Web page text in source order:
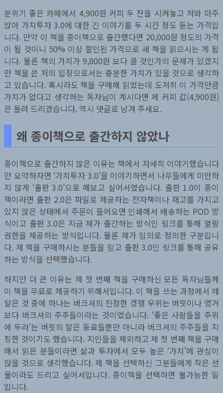
분위기 좋은 카페에서 4,900원 커피 두 잔을 시켜놓고 저와 마주
앉아 가치투자 3.0에 대한 긴 이야기를 두 시간 정도 듣는 가격입
니다. 만약 이 책을 종이책으로 출간했다면 20,000원 정도의 가격
이 될 것이니 50% 이상 할인된 가격으로 새 책을 읽으시는 게 됩
니다. 물론 책의 가치가 9,800원 보다 클 것인가의 문제가 있겠지
만 책을 쓴 저의 입장으로서는 충분한 가치가 있을 것으로 생각하
고 있습니다. 혹시라도 책을 구매해 읽었는데 도저히 이 가격만큼
가치가 없다고 생각하는 독자님이 계시다면 제 커피 값(4,900원)
은 돌려 드리겠습니다. 역시 댓글로 남겨 주세요.
왜 종이책으로 출간하지 않았나
종이책으로 출간하지 않은 이유는 책에서 자세히 이야기했습니다
만 요약하자면 ‘가치투자 3.0’을 이야기하면서 나무들에게 미안하
지 않게 ‘출판 3.0’으로 해보고 싶어서였습니다. 출판 1.0이 종이
책이라면 출판 2.0은 파일로 제공하는 전자책이나 재고를 가지고
있지 않은 상태에서 주문이 들어오면 인쇄해서 배송하는 POD 방
식이고 출판 3.0은 지금 제가 출간하는 방식인 링크를 통해 열람
권한을 제공하는 방식입니다. 물론 제가 임의로 정의한 구분입니
다. 제 책을 구매하시는 분들을 믿고 출판 3.0인 링크를 통해 공유
하는 방식을 선택했습니다.
하지만 더 큰 이유는 제 첫 번째 책을 구매하신 모든 독자님들께
이 책을 무료로 제공하기 위해서입니다. 이 책을 쓰는 과정에서 깨
달은 것 중에 하나는 버크셔의 진정한 경쟁 우위는 버핏이나 멍거
보다 버크셔의 주주들이라는 것이었습니다. ‘좋은 사람들을 주위
에 두라’는 버핏의 말은 동료들뿐만 아니라 버크셔의 주주들을 지
칭한 것이기도 했습니다. 지인들을 제외하고 제 첫 번째 책을 구매
해서 읽은 분들이라면 삶과 투자에서 모두 높은 ‘가치’에 관심이
많을 것으로 생각했습니다. 제 책을 선택하신 그분들에게 작은 선
물이라도 드리고 싶어서입니다. 종이책을 선택하면 불가능한 일
입니다.